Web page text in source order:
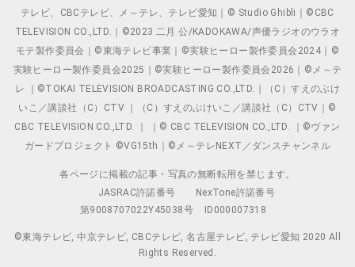
テレビ、CBCテレビ、メ～テレ、テレビ愛知｜© Studio Ghibli｜©CBC
TELEVISION CO.,LTD.｜©2023 二月 公/KADOKAWA/声優ラジオのウラオ
モテ製作委員会｜©東海テレビ事業｜©実験ヒーロー製作委員会2024｜©
実験ヒーロー製作委員会2025｜©実験ヒーロー製作委員会2026｜©メ～テ
レ ｜©TOKAI TELEVISION BROADCASTING CO.,LTD.｜（C）すえのぶけ
いこ／講談社（C）CTV ｜（C）すえのぶけいこ／講談社（C）CTV｜©
CBC TELEVISION CO.,LTD. ｜ ｜© CBC TELEVISION CO.,LTD. ｜©ヴァン
ガードプロジェクト ©VG15th｜©メ～テレNEXT／ダンスチャンネル
各ページに掲載の記事・写真の無断転用を禁じます。
JASRAC許諾番号
NexTone許諾番号
第9008707022Y45038号
ID000007318
©東海テレビ, 中京テレビ, CBCテレビ, 名古屋テレビ, テレビ愛知 2020 All
Rights Reserved.